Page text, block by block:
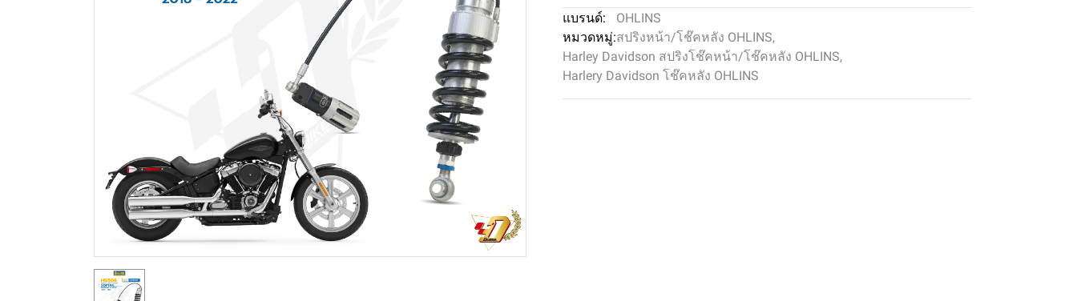
แบรนด์:
OHLINS
หมวดหมู่:สปริงหน้า/โช๊คหลัง OHLINS,
Harley Davidson สปริงโช๊คหน้า/โช๊คหลัง OHLINS,
Harlery Davidson โช๊คหลัง OHLINS